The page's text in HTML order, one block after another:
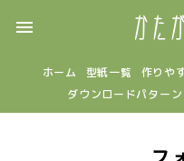
menu
ホーム 型紙一覧 作りや
ダウンロードパターン